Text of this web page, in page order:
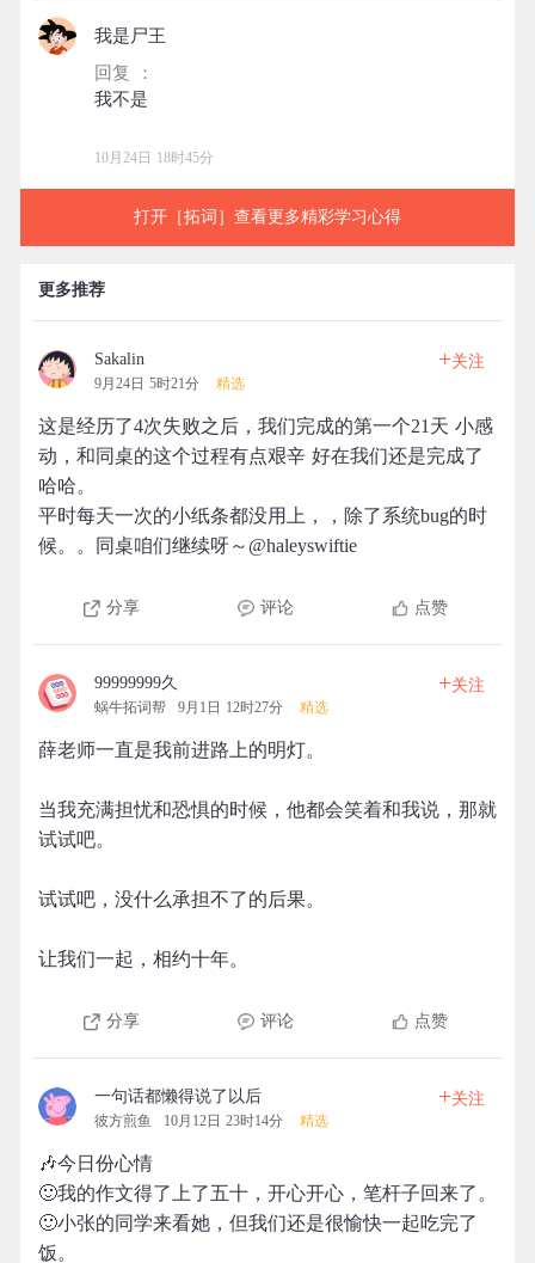
我是尸王
回复 ：
我不是
10月24日 18时45分
打开［拓词］查看更多精彩学习心得
更多推荐
Sakalin
9月24日 5时21分 精选
+关注
这是经历了4次失败之后，我们完成的第一个21天 小感
动，和同桌的这个过程有点艰辛 好在我们还是完成了
哈哈。
平时每天一次的小纸条都没用上，，除了系统bug的时
候。。同桌咱们继续呀～@haleyswiftie
分享 评论 点赞
99999999久
蜗牛拓词帮 9月1日 12时27分 精选
+关注
薛老师一直是我前进路上的明灯。
当我充满担忧和恐惧的时候，他都会笑着和我说，那就
试试吧。
试试吧，没什么承担不了的后果。
让我们一起，相约十年。
分享 评论 点赞
一句话都懒得说了以后
彼方煎鱼 10月12日 23时14分 精选
+关注
🎶今日份心情
🙂我的作文得了上了五十，开心开心，笔杆子回来了。
🙂小张的同学来看她，但我们还是很愉快一起吃完了
饭。